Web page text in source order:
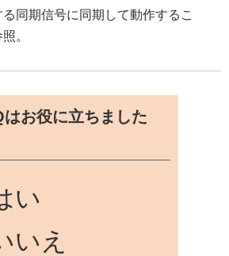
同期信号に同期して動作するこ
。
はお役に立ちました
い
いえ